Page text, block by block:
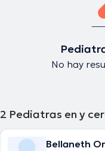
No hay
2 Pediatras en y
Bellaneth